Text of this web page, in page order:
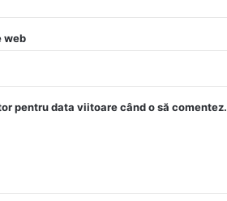
web
pentru data viitoare când o să comentez.